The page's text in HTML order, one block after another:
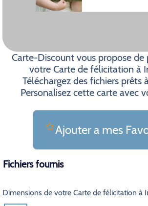
Carte-Discount vous propose de
votre Carte de félicitation à
Téléchargez des fichiers prêts
Personalisez cette carte avec
Ajouter a mes
Fichiers fournis
Dimensions de votre Carte de félicitation à